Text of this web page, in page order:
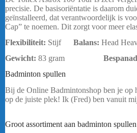
precisie. De basisoriëntatie is daarom
geïnstalleerd, dat verantwoordelijk is
Cap” te noemen. Dit zorgt voor meer
Flexibiliteit: Stijf Balans: Head
Gewicht: 83 gram
Badminton spullen
Bij de Online Badmintonshop ben je op
op de juiste plek! Ik (Fred) ben vanuit
Groot assortiment aan badminton spullen